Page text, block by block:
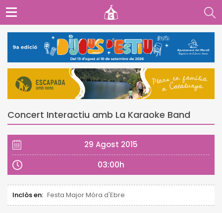
Concert Interactiu amb La Karaoke Band
29 Agost 2015
03:00h
Inclòs en: Festa Major Móra d'Ebre